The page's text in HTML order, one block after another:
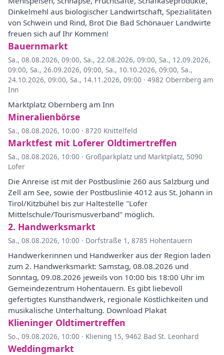
Dinkelmehl aus biologischer Landwirtschaft, Spezialitäten
von Schwein und Rind, Brot Die Bad Schönauer Landwirte
freuen sich auf Ihr Kommen!
Bauernmarkt
Sa., 08.08.2026, 09:00, Sa., 22.08.2026, 09:00, Sa., 12.09.2026,
09:00, Sa., 26.09.2026, 09:00, Sa., 10.10.2026, 09:00, Sa.,
24.10.2026, 09:00, Sa., 14.11.2026, 09:00 · 4982 Obernberg am
Inn
Marktplatz Obernberg am Inn
Mineralienbörse
Sa., 08.08.2026, 10:00 · 8720 Knittelfeld
Marktfest mit Loferer Oldtimertreffen
Sa., 08.08.2026, 10:00 · Großparkplatz und Marktplatz, 5090
Lofer
Die Anreise ist mit der Postbuslinie 260 aus Salzburg und
Zell am See, sowie der Postbuslinie 4012 aus St. Johann in
Tirol/Kitzbühel bis zur Haltestelle "Lofer
Mittelschule/Tourismusverband" möglich.
2. Handwerksmarkt
Sa., 08.08.2026, 10:00 · Dorfstraße 1, 8785 Hohentauern
Handwerkerinnen und Handwerker aus der Region laden
zum 2. Handwerksmarkt: Samstag, 08.08.2026 und
Sonntag, 09.08.2026 jeweils von 10:00 bis 18:00 Uhr im
Gemeindezentrum Hohentauern. Es gibt liebevoll
gefertigtes Kunsthandwerk, regionale Köstlichkeiten und
musikalische Unterhaltung. Download Plakat
Klieninger Oldtimertreffen
So., 09.08.2026, 10:00 · Kliening 15, 9462 Bad St. Leonhard
Weddingmarkt